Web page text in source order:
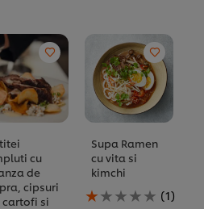
cu
de
cipsuri
cartofi si
Supa Ramen
cu vita si
kimchi
Evaluarea
medie
(1)